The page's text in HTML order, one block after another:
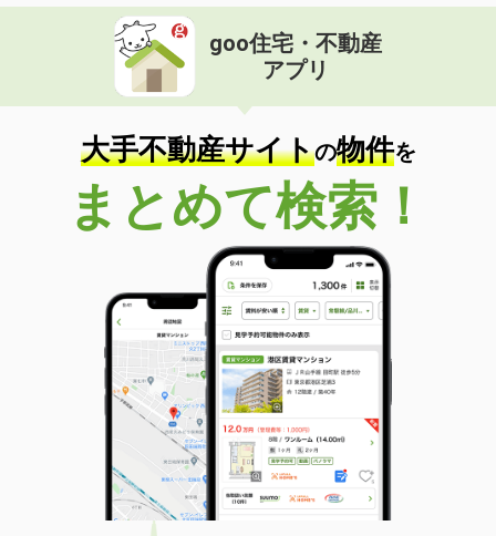
goo住宅・不動産
アプリ
大手不動産サイトの物件を
まとめて検索！